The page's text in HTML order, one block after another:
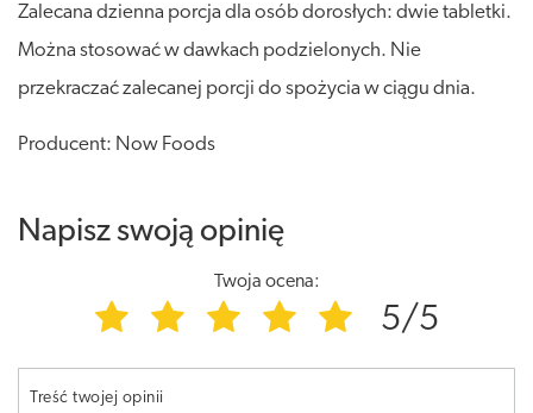
Zalecana dzienna porcja dla osób dorosłych: dwie tabletki.
Można stosować w dawkach podzielonych. Nie
przekraczać zalecanej porcji do spożycia w ciągu dnia.
Producent: Now Foods
Napisz swoją opinię
Twoja ocena:
5/5
Treść twojej opinii